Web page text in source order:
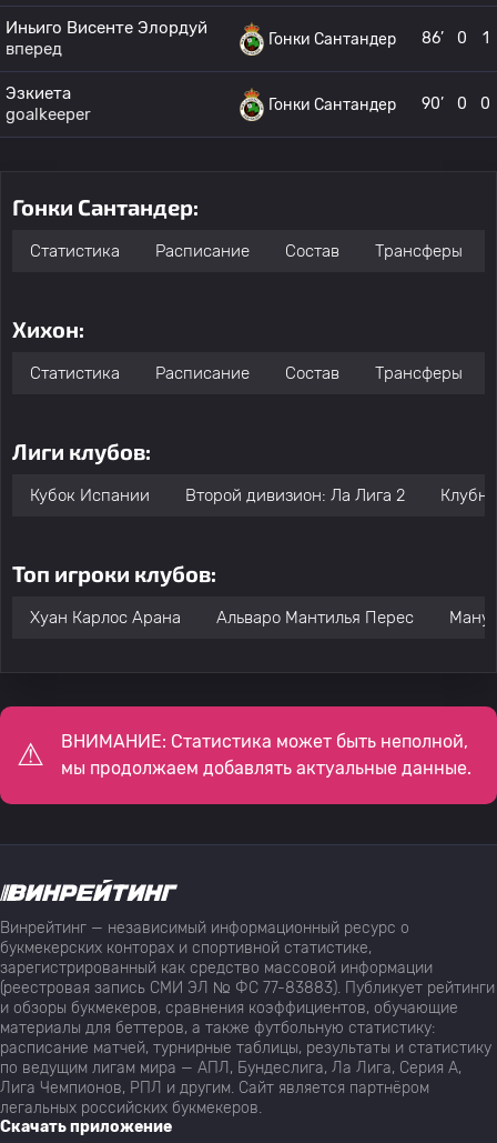
Иньиго Висенте Элордуй
вперед
Гонки Сантандер 86’ 0 1
Эзкиета
goalkeeper
Гонки Сантандер 90’ 0 0
Гонки Сантандер:
Статистика Расписание Состав Трансферы
Хихон:
Статистика Расписание Состав Трансферы
Лиги клубов:
Кубок Испании Второй дивизион: Ла Лига 2
Топ игроки клубов:
Хуан Карлос Арана Альваро Мантилья Перес Ману
ВНИМАНИЕ: Статистика может быть неполной,
мы продолжаем добавлять актуальные данные.
Винрейтинг — независимый информационный ресурс о
букмекерских конторах и спортивной статистике,
зарегистрированный как средство массовой информации
(реестровая запись СМИ ЭЛ № ФС 77-83883). Публикует рейтинги
и обзоры букмекеров, сравнения коэффициентов, обучающие
материалы для беттеров, а также футбольную статистику:
расписание матчей, турнирные таблицы, результаты и статистику
по ведущим лигам мира — АПЛ, Бундеслига, Ла Лига, Серия А,
Лига Чемпионов, РПЛ и другим. Сайт является партнёром
легальных российских букмекеров.
Скачать приложение